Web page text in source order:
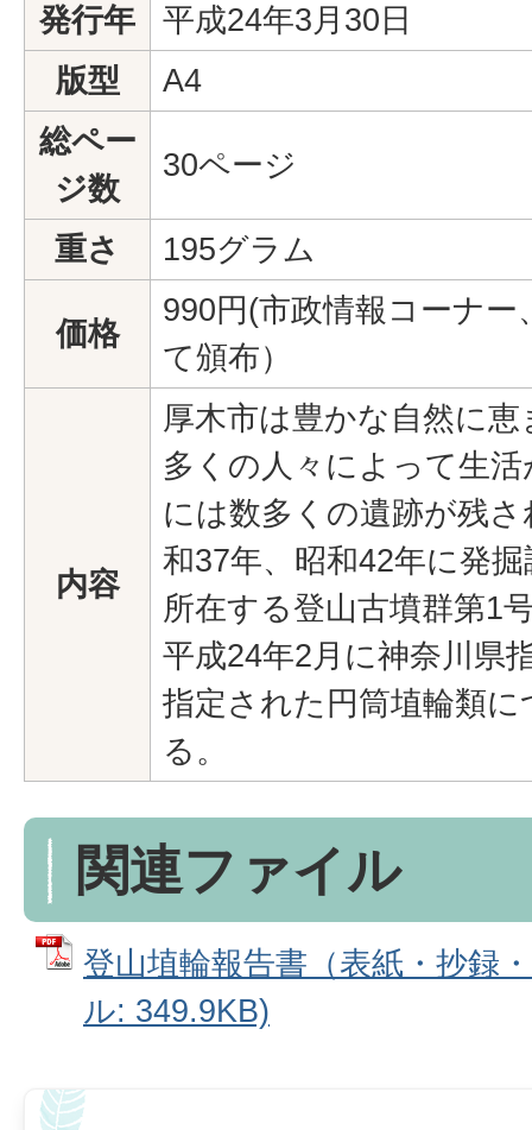
発行年
平成24年3月30日
版型
A4
総ペー
ジ数
30ページ
重さ 195グラム
価格
990円(市政情報コーナ
て頒布）
内容
厚木市は豊かな自然に
多くの人々によって生
には数多くの遺跡が残
和37年、昭和42年に発
所在する登山古墳群第1
平成24年2月に神奈川県
指定された円筒埴輪類
る。
関連ファイル
登山埴輪報告書（表紙・抄録
ル: 349.9KB)